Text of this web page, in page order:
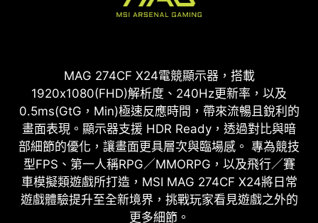
MAG 274CF X24電競顯示器，搭載
1920x1080(FHD)解析度、240Hz更新率，以及
0.5ms(GtG，Min)極速反應時間，帶來流暢且銳利的
畫面表現。顯示器支援 HDR Ready，透過對比與暗
部細節的優化，讓畫面更具層次與臨場感。 專為競技
型FPS、第一人稱RPG／MMORPG，以及飛行／賽
車模擬類遊戲所打造，MSI MAG 274CF X24將日常
遊戲體驗提升至全新境界，挑戰玩家看見遊戲之外的
更多細節。